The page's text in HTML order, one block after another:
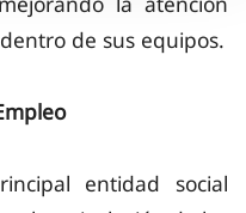
de sus equipos.
entidad social